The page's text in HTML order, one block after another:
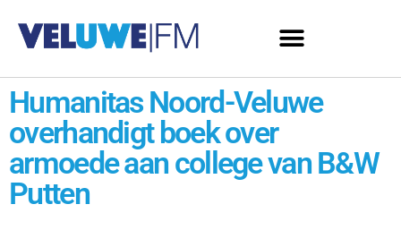
Humanitas Noord-Veluwe
overhandigt boek over
armoede aan college van B&W
Putten